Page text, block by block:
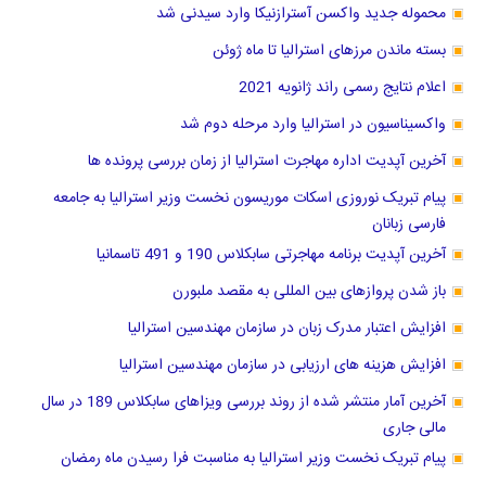
محموله جدید واکسن آسترازنیکا وارد سیدنی شد
بسته ماندن مرزهای استرالیا تا ماه ژوئن
اعلام نتایج رسمی راند ژانویه 2021
واکسیناسیون در استرالیا وارد مرحله دوم شد
آخرین آپدیت اداره مهاجرت استرالیا از زمان بررسی پرونده ها
پیام تبریک نوروزی اسکات موریسون نخست وزیر استرالیا به جامعه
فارسی زبانان
آخرین آپدیت برنامه مهاجرتی سابکلاس 190 و 491 تاسمانیا
باز شدن پروازهای بین المللی به مقصد ملبورن
افزایش اعتبار مدرک زبان در سازمان مهندسین استرالیا
افزایش هزینه های ارزیابی در سازمان مهندسین استرالیا
آخرین آمار منتشر شده از روند بررسی ویزاهای سابکلاس 189 در سال
مالی جاری
پیام تبریک نخست وزیر استرالیا به مناسبت فرا رسیدن ماه رمضان